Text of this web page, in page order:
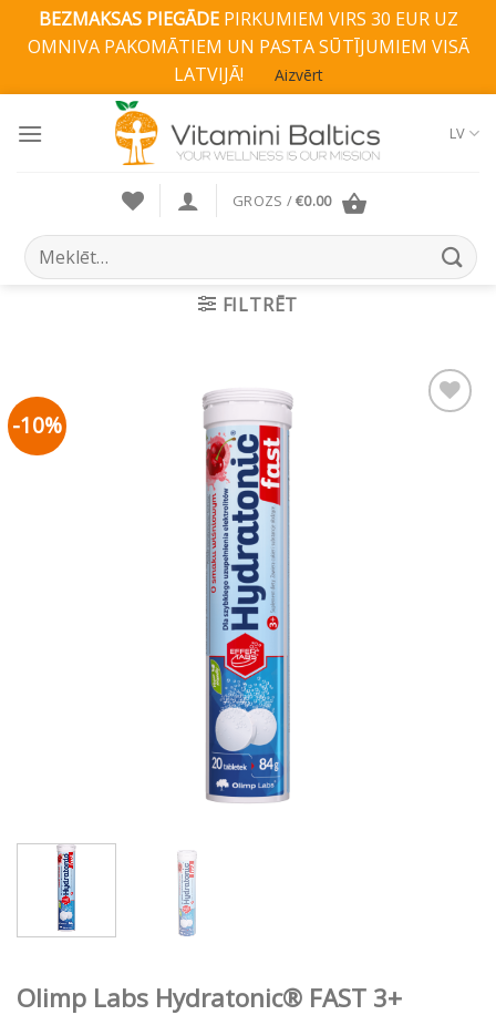
BEZMAKSAS PIEGĀDEPIRKUMIEM VIRS 30 EUR UZ
OMNIVA PAKOMĀTIEM UN PASTA SŪTĪJUMIEM VISĀ
LATVIJĀ!
Aizvērt
LV
GROZS /€0.00
Search
for:
FILTRĒT
-10%
Olimp Labs Hydratonic® FAST 3+